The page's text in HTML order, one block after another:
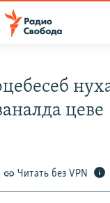
цеве
Читать без VPN